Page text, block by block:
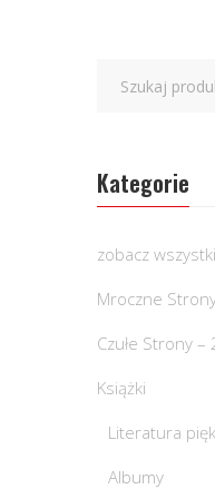
Kategorie
zobacz
Mroczne
Czułe Strony
Książki
Literatura
Albumy